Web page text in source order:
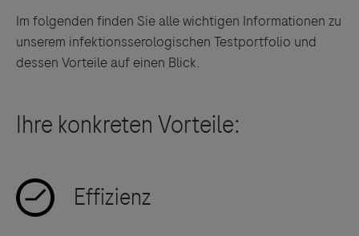
Im folgenden finden Sie alle wichtigen Informationen zu
unserem infektionsserologischen Testportfolio und
dessen Vorteile auf einen Blick.